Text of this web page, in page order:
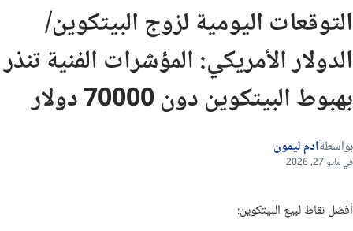
التوقعات اليومية لزوج البيتكوين/
الدولار الأمريكي: المؤشرات الفنية تنذر
بهبوط البيتكوين دون 70000 دولار
بواسطةآدم ليمون
في مايو 27, 2026
أفضل نقاط لبيع البيتكوين: